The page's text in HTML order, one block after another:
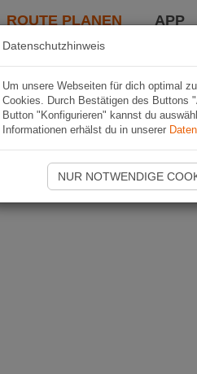
ROUTE PLANEN APP
Datenschutzhinweis
Um unsere Webseiten für dich optimal
Cookies. Durch Bestätigen des Buttons
Button "Konfigurieren" kannst du
Informationen erhälst du in unserer
NUR NOTWENDIGE